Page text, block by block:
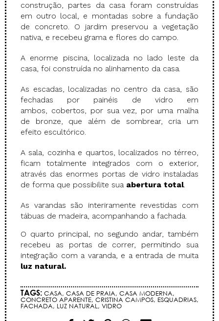
construção, partes da casa foram construídas
em outro local, e montadas sobre a fundação
de concreto. O jardim preservou a vegetação
nativa, e recebeu grama e flores do campo.
A enorme piscina, localizada no lado leste da
casa, foi construída no alinhamento da casa.
As escadas, localizadas no centro da casa, são
fechadas por painéis de vidro em
ambos, cobertos, por sua vez, por uma malha
de bronze, que além de sombrear, cria um
efeito escultórico.
A sala, cozinha e quartos, localizados no térreo,
ficam totalmente integrados com o exterior,
através das enormes portas de vidro instaladas
de forma que possibilite sua abertura total.
As varandas são interiramente revestidas com
tábuas de madeira, acompanhando a fachada.
O quarto principal, no segundo andar, também
recebeu as portas de correr, permitindo sua
integração com a varanda, e a entrada de muita
luz natural.
TAGS: CASA, CASA DE PRAIA, CASA MODERNA,
CONCRETO APARENTE, CRISTINA CAMPOS, ESQUADRIAS,
FACHADA, LUZ NATURAL, VIDRO